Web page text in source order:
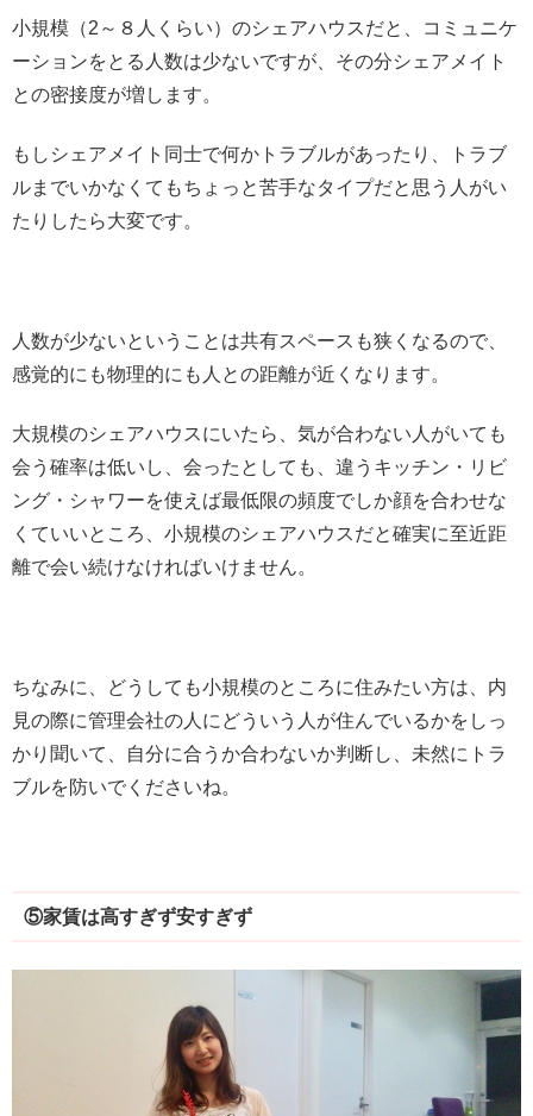
小規模（2～８人くらい）のシェアハウスだと、コミュニケ
ーションをとる人数は少ないですが、その分シェアメイト
との密接度が増します。
もしシェアメイト同士で何かトラブルがあったり、トラブ
ルまでいかなくてもちょっと苦手なタイプだと思う人がい
たりしたら大変です。
人数が少ないということは共有スペースも狭くなるので、
感覚的にも物理的にも人との距離が近くなります。
大規模のシェアハウスにいたら、気が合わない人がいても
会う確率は低いし、会ったとしても、違うキッチン・リビ
ング・シャワーを使えば最低限の頻度でしか顔を合わせな
くていいところ、小規模のシェアハウスだと確実に至近距
離で会い続けなければいけません。
ちなみに、どうしても小規模のところに住みたい方は、内
見の際に管理会社の人にどういう人が住んでいるかをしっ
かり聞いて、自分に合うか合わないか判断し、未然にトラ
ブルを防いでくださいね。
⑤家賃は高すぎず安すぎず